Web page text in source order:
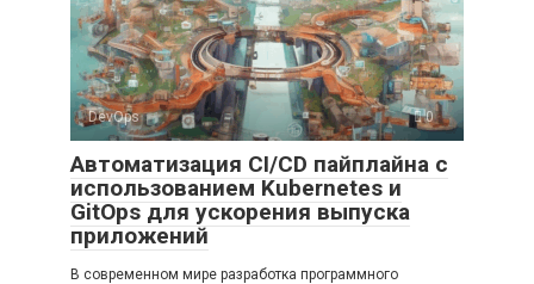
DevOps 0
Автоматизация CI/CD пайплайна с
использованием Kubernetes и
GitOps для ускорения выпуска
приложений
В современном мире разработка программного